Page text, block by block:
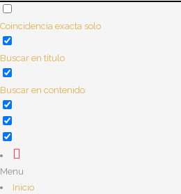
Coincidencia exacta solo
Buscar en título
Buscar en contenido
Menu
Inicio